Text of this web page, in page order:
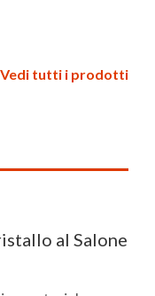
Vedi tutti i prodotti
al Salone